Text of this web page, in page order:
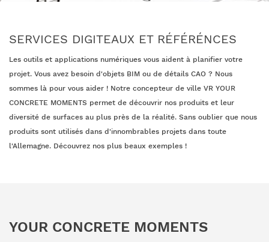
SERVICES DIGITEAUX ET RÉFÉRÉNCES
Les outils et applications numériques vous aident à planifier votre
projet. Vous avez besoin d'objets BIM ou de détails CAO ? Nous
sommes là pour vous aider ! Notre concepteur de ville VR YOUR
CONCRETE MOMENTS permet de découvrir nos produits et leur
diversité de surfaces au plus près de la réalité. Sans oublier que nous
produits sont utilisés dans d'innombrables projets dans toute
l'Allemagne. Découvrez nos plus beaux exemples !
YOUR CONCRETE MOMENTS